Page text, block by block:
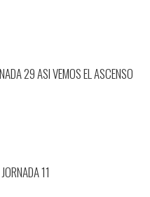
29 ASI VEMOS EL ASCENSO
11